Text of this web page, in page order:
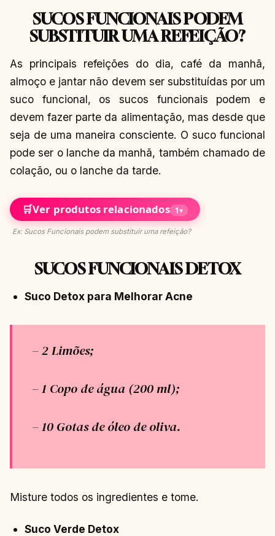
SUCOS FUNCIONAIS PODEM
SUBSTITUIR UMA REFEIÇÃO?
As principais refeições do dia, café da manhã,
almoço e jantar não devem ser substituídas por um
suco funcional, os sucos funcionais podem e
devem fazer parte da alimentação, mas desde que
seja de uma maneira consciente. O suco funcional
pode ser o lanche da manhã, também chamado de
colação, ou o lanche da tarde.
🛒Ver produtos relacionados 1▾
Ex: Sucos Funcionais podem substituir uma refeição?
SUCOS FUNCIONAIS DETOX
Suco Detox para Melhorar Acne
– 2 Limões;
– 1 Copo de água (200 ml);
– 10 Gotas de óleo de oliva.
Misture todos os ingredientes e tome.
Suco Verde Detox